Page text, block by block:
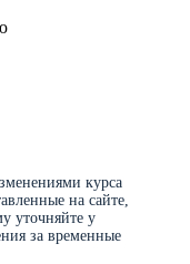
курса
на сайте,
уточняйте у
за временные